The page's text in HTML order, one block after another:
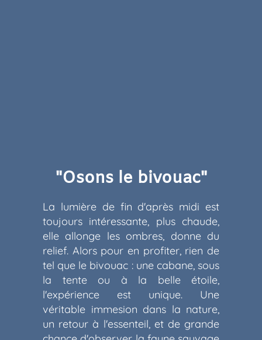
"Osons le bivouac"
La lumière de fin d'après midi est
toujours intéressante, plus chaude,
elle allonge les ombres, donne du
relief. Alors pour en profiter, rien de
tel que le bivouac : une cabane, sous
la tente ou à la belle étoile,
l'expérience est unique. Une
véritable immesion dans la nature,
un retour à l'essenteil, et de grande